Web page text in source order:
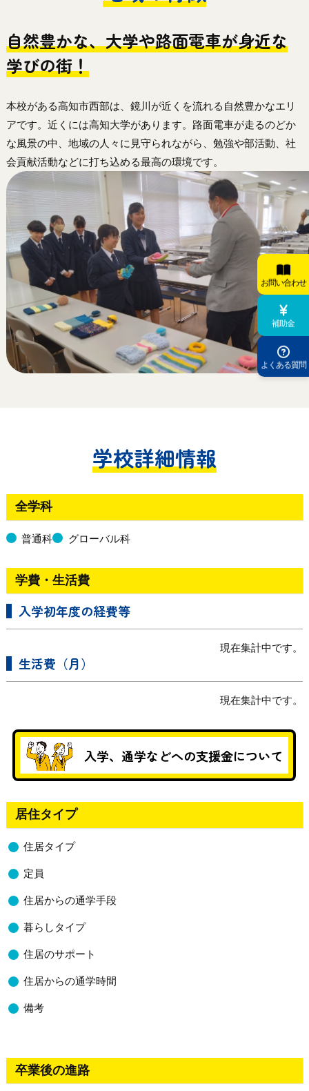
お問い合わせ
補助金
よくある質問
自然豊かな、大学や路面電車が身近な
学びの街！
本校がある高知市西部は、鏡川が近くを流れる自然豊かなエリ
アです。近くには高知大学があります。路面電車が走るのどか
な風景の中、地域の人々に見守られながら、勉強や部活動、社
会貢献活動などに打ち込める最高の環境です。
学校詳細情報
全学科
普通科 グローバル科
学費・生活費
入学初年度の経費等
現在集計中です。
生活費（月）
現在集計中です。
入学、通学などへの支援金について
居住タイプ
住居タイプ
定員
住居からの通学手段
暮らしタイプ
住居のサポート
住居からの通学時間
備考
卒業後の進路